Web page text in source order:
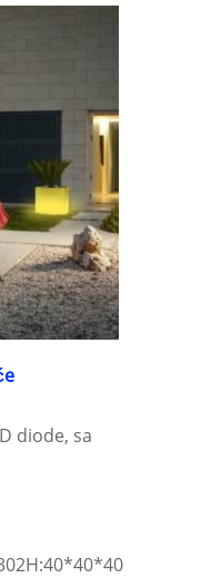
diode, sa